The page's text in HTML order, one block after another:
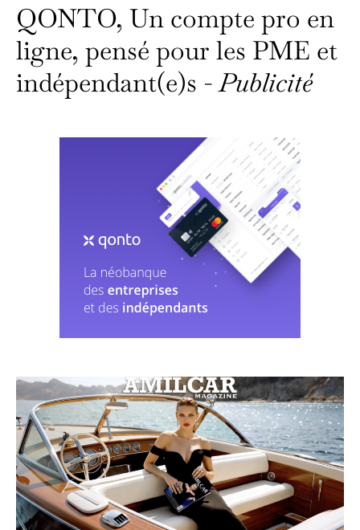
QONTO, Un compte pro en
ligne, pensé pour les PME et
indépendant(e)s -Publicité